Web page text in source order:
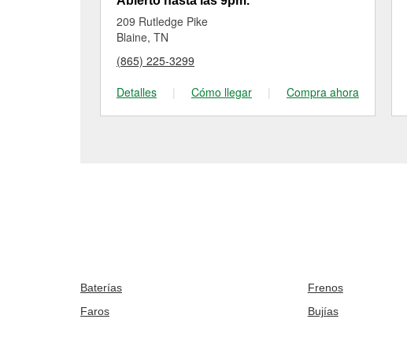
209 Rutledge Pike
Blaine, TN
(865) 225-3299
Detalles
| Cómo llegar | Compra ahora
Baterías Frenos
Faros
Bujías